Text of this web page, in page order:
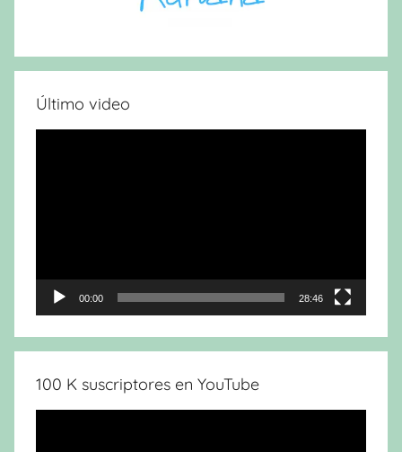
Último video
00:00 28:46
100 K suscriptores en YouTube